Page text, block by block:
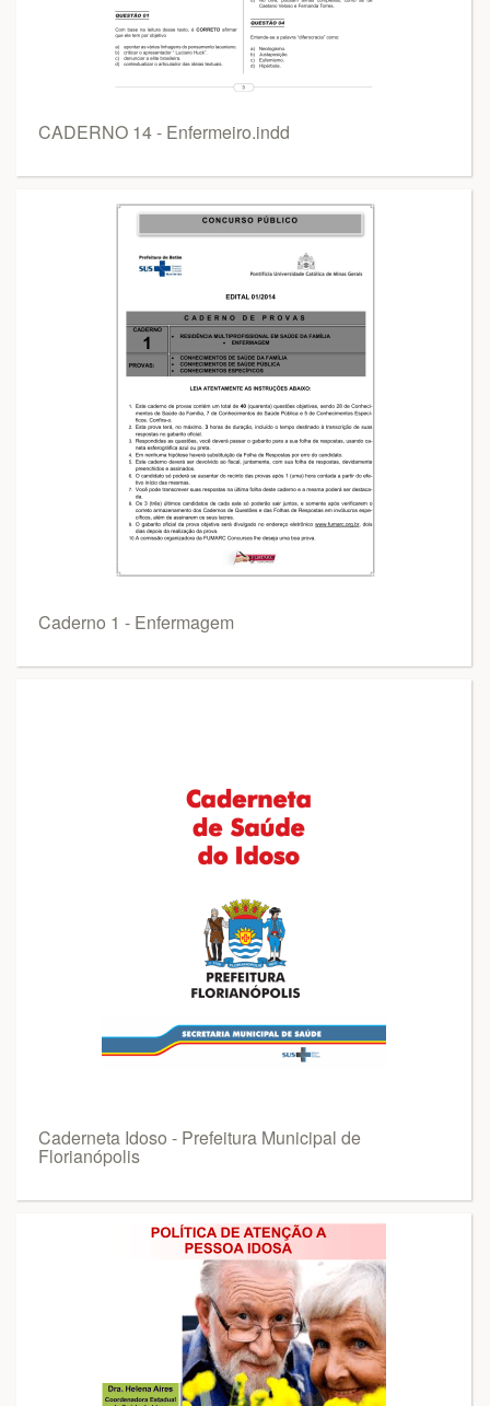
CADERNO 14 - Enfermeiro.indd
Caderno 1 - Enfermagem
Caderneta Idoso - Prefeitura Municipal de
Florianópolis